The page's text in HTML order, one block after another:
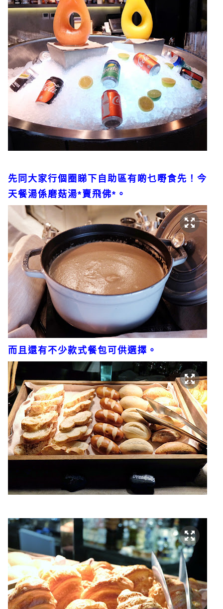
先同大家行個圈睇下自助區有啲乜嘢食先！今
天餐湯係磨菇湯*賣飛佛*。
而且還有不少款式餐包可供選擇。